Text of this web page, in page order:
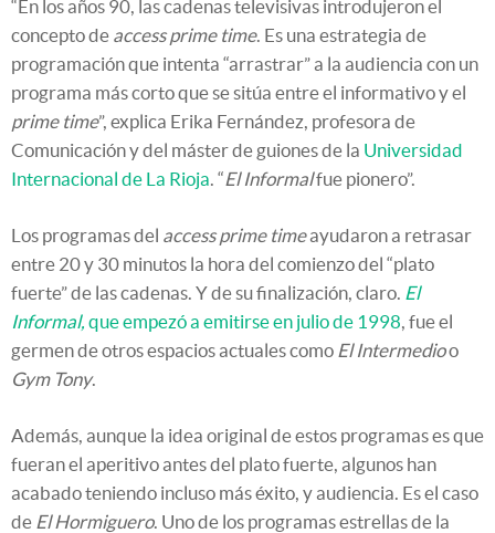
“En los años 90, las cadenas televisivas introdujeron el
concepto de access prime time. Es una estrategia de
programación que intenta “arrastrar” a la audiencia con un
programa más corto que se sitúa entre el informativo y el
prime time”, explica Erika Fernández, profesora de
Comunicación y del máster de guiones de la Universidad
Internacional de La Rioja. “El Informalfue pionero”.
Los programas del access prime timeayudaron a retrasar
entre 20 y 30 minutos la hora del comienzo del “plato
fuerte” de las cadenas. Y de su finalización, claro. El
Informal, que empezó a emitirse en julio de 1998, fue el
germen de otros espacios actuales como El Intermedioo
Gym Tony.
Además, aunque la idea original de estos programas es que
fueran el aperitivo antes del plato fuerte, algunos han
acabado teniendo incluso más éxito, y audiencia. Es el caso
de El Hormiguero. Uno de los programas estrellas de la